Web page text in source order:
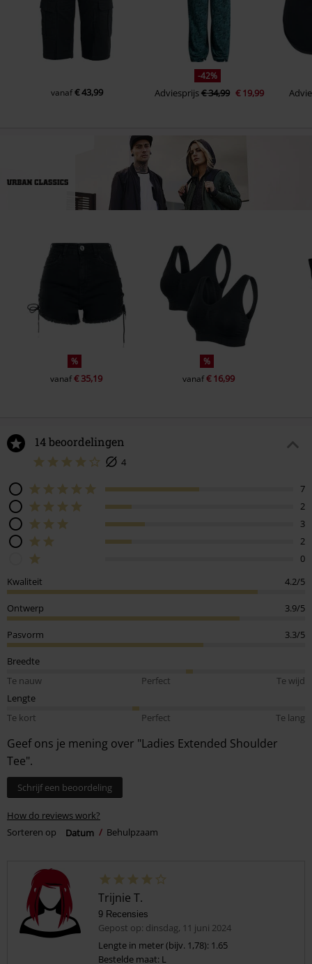
vanaf€ 43,99
-42%
Adviesprijs€ 34,99 € 19,99
%
vanaf€ 35,19
%
vanaf€ 16,99
14 beoordelingen
4
7
2
3
2
0
Kwaliteit
4.2/5
Ontwerp 3.9/5
Pasvorm 3.3/5
Breedte
Te nauw
Perfect
Te wijd
Lengte
Te kort
Perfect Te lang
Geef ons je mening over "Ladies Extended Shoulder
Tee".
Schrijf een beoordeling
How do reviews work?
Sorteren op
Datum Behulpzaam
Trijnie T.
9 Recensies
Gepost op: dinsdag, 11 juni 2024
Lengte in meter (bijv. 1,78): 1.65
Bestelde maat: L